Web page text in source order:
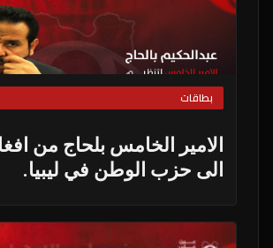
بطاقات
الامير الخامس بلحاج من
الى حزب الوطن في ليبيا.